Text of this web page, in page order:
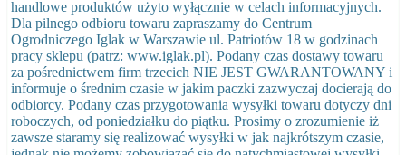
handlowe produktów użyto wyłącznie w celach informacyjnych.
Dla pilnego odbioru towaru zapraszamy do Centrum
Ogrodniczego Iglak w Warszawie ul. Patriotów 18 w godzinach
pracy sklepu (patrz: www.iglak.pl). Podany czas dostawy towaru
za pośrednictwem firm trzecich NIE JEST GWARANTOWANY i
informuje o średnim czasie w jakim paczki zazwyczaj docierają do
odbiorcy. Podany czas przygotowania wysyłki towaru dotyczy dni
roboczych, od poniedziałku do piątku. Prosimy o zrozumienie iż
zawsze staramy się realizować wysyłki w jak najkrótszym czasie,